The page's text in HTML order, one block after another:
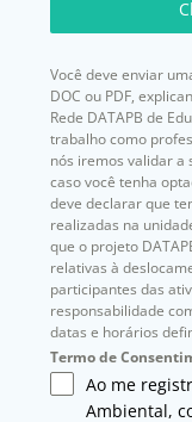
Você deve enviar
DOC ou PDF,
Rede DATAPB de
trabalho como
nós iremos validar a
caso você tenha
deve declarar que
realizadas na
que o projeto
relativas à
participantes das
responsabilidade
datas e horários
Termo de
Ao me
Ambiental,